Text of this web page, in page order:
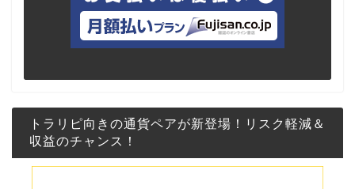
トラリピ向きの通貨ペアが新登場！リスク軽減＆
収益のチャンス！